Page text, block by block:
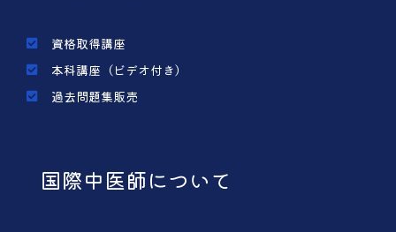
資格取得講座
本科講座（ビデオ付き）
過去問題集販売
国際中医師について